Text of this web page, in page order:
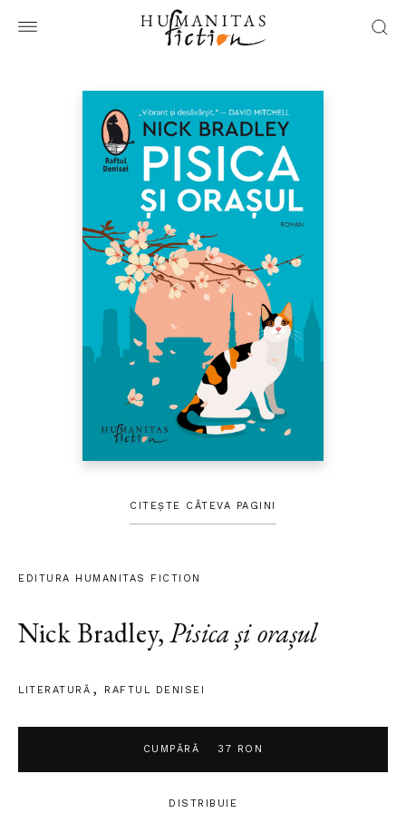
CITEȘTE CÂTEVA PAGINI
EDITURA HUMANITAS FICTION
Nick Bradley,Pisica și orașul
LITERATURĂ RAFTUL DENISEI
DISTRIBUIE
CUMPĂRĂ 37 RON